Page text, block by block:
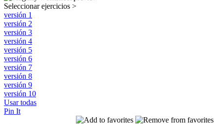
Seleccionar ejercicios >
versión 1
versión 2
versión 3
versión 4
versión 5
versión 6
versión 7
versión 8
versión 9
versión 10
Usar todas
Pin It